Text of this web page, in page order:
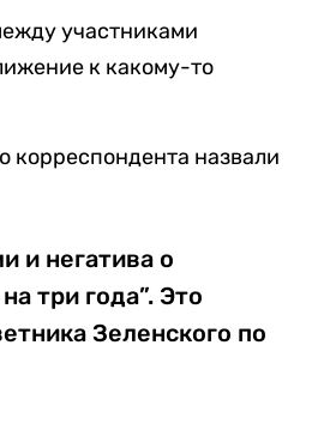
участниками
к какому-то
назвали
и негатива о
три года”. Это
Зеленского по